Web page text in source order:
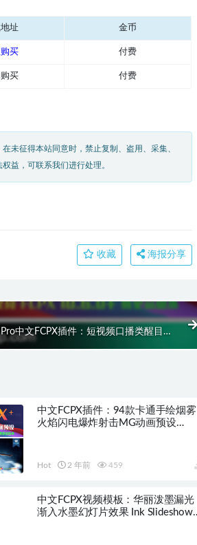
地址 金币
买 付费
买 付费
未征得本站同意时，禁止复制、盗用、采集、
益，可联系我们进行处理。
收藏 海报分享
中文FCPX插件：短视频口播类醒目动
标题 Typography Animation HQ0597
中文FCPX插件：94款卡通手绘烟雾
火焰闪电爆炸射击MG动画预设
Hot 2 年前 459
中文FCPX视频模板：华丽泼墨漏光
渐入水墨幻灯片效果 Ink Slideshow